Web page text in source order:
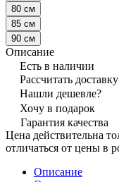
80 см
85 см
90 см
Описание
Есть в наличии
Рассчитать доставку
Нашли дешевле?
Хочу в подарок
Гарантия качества
Цена действительна
отличаться от цены в
Описание